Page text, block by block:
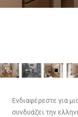
Ενδιαφέρεστε για
συνδυάζει την